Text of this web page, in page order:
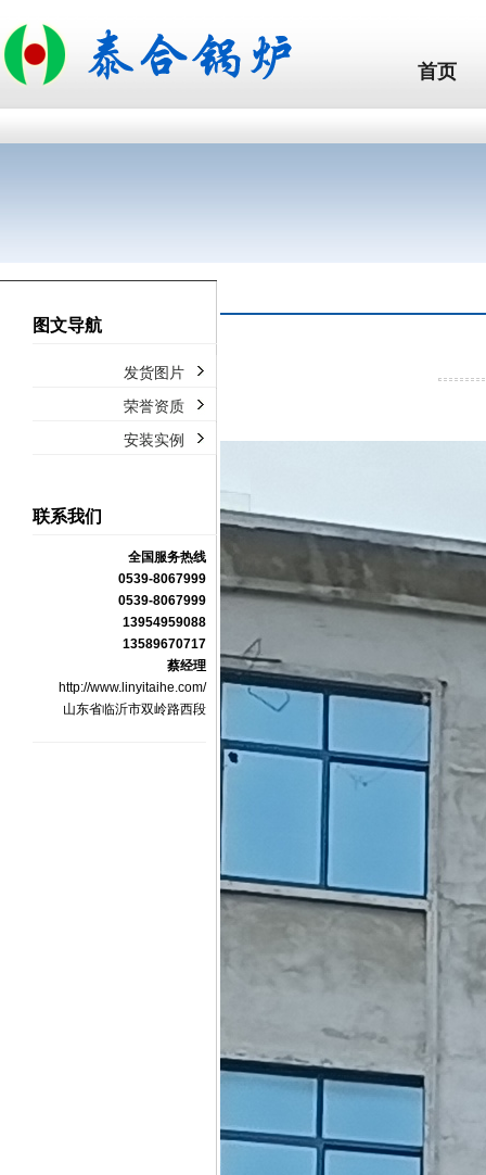
首页
图文导航
发货图片
荣誉资质
安装实例
联系我们
全国服务热线
0539-8067999
0539-8067999
13954959088
13589670717
蔡经理
http://www.linyitaihe.com/
山东省临沂市双岭路西段